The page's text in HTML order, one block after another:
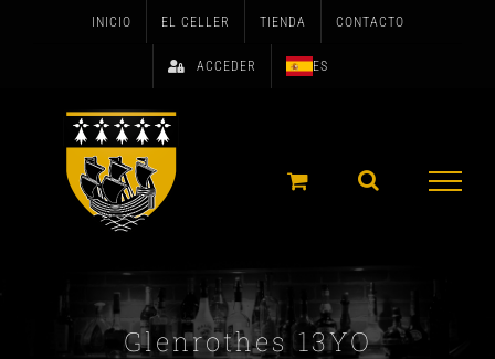
INICIO EL CELLER TIENDA CONTACTO
ACCEDER ES
Glenrothes 13YO